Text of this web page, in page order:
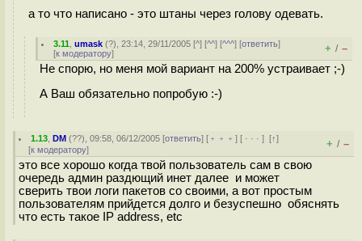
а то что написано - это штаны через голову одевать.
3.11 ,umask (?), 23:14, 29/11/2005 [^] [^^] [^^^] [ответить]
[к модератору] + / –
Не спорю, но меня мой вариант на 200% устраивает ;-)
А Ваш обязательно попробую :-)
1.13 ,DM (??), 09:58, 06/12/2005 [ответить] [ ﹢﹢﹢] [ · · ·][↑]
[к модератору] + / –
это все хорошо когда твой пользователь сам в свою
очередь админ раздющий инет далее и может
сверить твои логи пакетов со своими, а вот простым
пользователям прийдется долго и безуспешно обяснять
что есть такое IP address, etc